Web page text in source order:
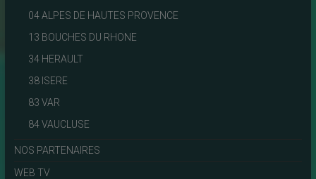
04 ALPES DE HAUTES PROVENCE
13 BOUCHES DU RHONE
34 HERAULT
38 ISERE
83 VAR
84 VAUCLUSE
NOS PARTENAIRES
WEB TV